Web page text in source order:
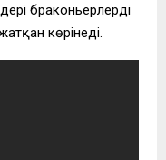
браконьерлерді
көрінеді.